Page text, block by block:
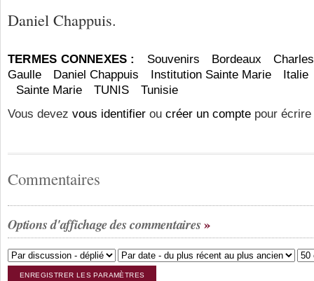
Daniel Chappuis.
TERMES CONNEXES : Souvenirs Bordeaux
Gaulle
Daniel Chappuis Institution Sainte Marie
Italie
Sainte Marie
TUNIS
Tunisie
Vous devez vous identifier ou créer un compte pour
Commentaires
Options d'affichage des commentaires